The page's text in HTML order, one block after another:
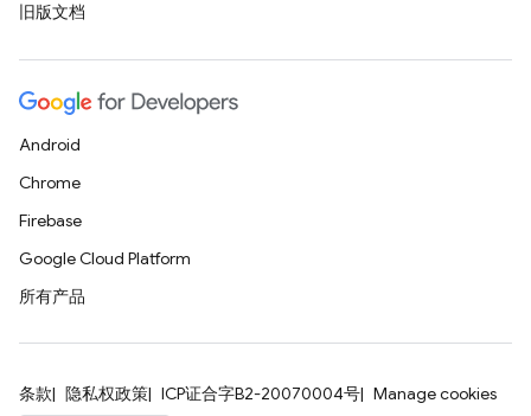
旧版文档
Android
Chrome
Firebase
Google Cloud Platform
所有产品
条款 隐私权政策 ICP证合字B2-20070004号 Manage cookies